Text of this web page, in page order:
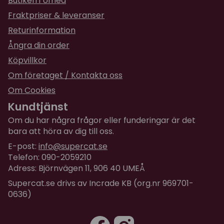
inte att få.
I tusentals år har man garvat läder med garvsyror
från växtriket, en miljövänlig metod som Tärnsjö
Garveri fortfarande använder. Resultatet ger ett
läder som andas och som inte framkallar allergier.
Ett läder med en vacker yta och ett naturligt
åldrande
Smörj upp och återfetta halsbandet minst en gång
per år så behåller det sin mjukhet och blir bara
mjukare och bekvämare mer åren.
Johanna på Limex syr alla katthalsband!
Fraktpriser & leveranser
Returinformation
Ångra din order
Köpvillkor
Om företaget / Kontakta oss
Om Cookies
Kundtjänst
Om du har några frågor eller funderingar är det
bara att höra av dig till oss.
E-post: info@supercat.se
Telefon: 090-2059210
Adress: Björnvägen 11, 906 40 UMEÅ
Supercat.se drivs av Incrade KB (org.nr 969701-
0636)